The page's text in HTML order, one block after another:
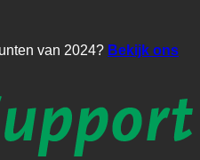
van 2024? Bekijk ons